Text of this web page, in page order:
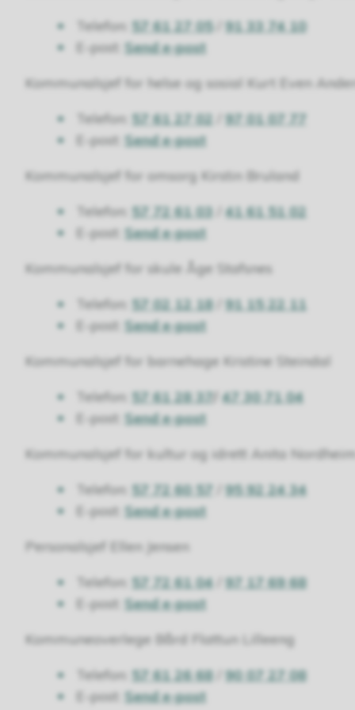
Telefon: 57 61 27 05/ 91 33 74 10
E-post: Send e-post
Kommunalsjef for helse og sosial Kurt Even
Telefon: 57 61 27 02
97 01 07 77
E-post: Send e-post
Kommunalsjef for omsorg Kirstin Bruland
Telefon: 57 72 61 03 /41 61 51 02
E-post: Send e-post
Kommunalsjef for skule Åge Stafsnes
Telefon: 57 02 12 18/ 91 15 22 11
E-post: Send e-post
Kommunalsjef for barnehage Kristine Steindal
Telefon: 57 61 28 37/ 47 30 71 04
E-post: Send e-post
Kommunalsjef for kultur og idrett Anita
Telefon: 57 72 60 57
95 92 24 34
E-post: Send e-post
Personalsjef Ellen Jensen
Telefon: 57 72 61 04/ 97 17 69 68
E-post: Send e-post
Kommuneoverlege Bård Flattun Lilleeng
Telefon: 57 61 26 68/ 90 07 27 08
E-post: Send e-post